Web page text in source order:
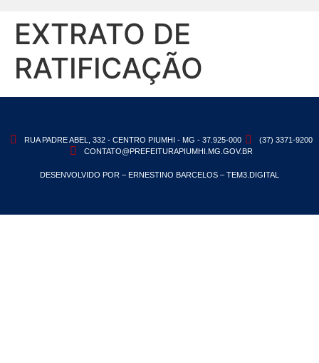
EXTRATO DE
RATIFICAÇÃO
RUA PADRE ABEL, 332 - CENTRO PIUMHI - MG - 37.925-000
(37) 3371-9200
CONTATO@PREFEITURAPIUMHI.MG.GOV.BR
DESENVOLVIDO POR – ERNESTINO BARCELOS – TEM3.DIGITAL